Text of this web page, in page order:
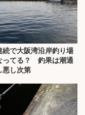
続で大阪湾沿岸釣り場
ってる？ 釣果は潮通
悪し次第